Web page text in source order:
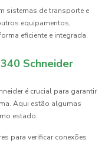
sistemas de transporte e
equipamentos,
eficiente e integrada.
Schneider
é crucial para garantir
Aqui estão algumas
estado.
para verificar conexões